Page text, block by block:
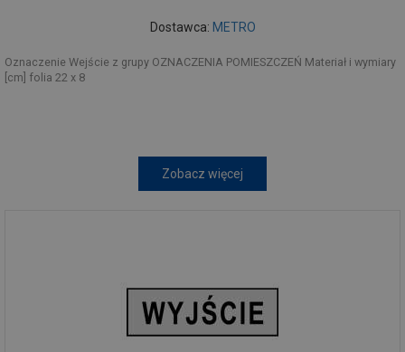
Dostawca: METRO
Oznaczenie Wejście z grupy OZNACZENIA POMIESZCZEŃ Materiał i wymiary
[cm] folia 22 x 8
Zobacz więcej